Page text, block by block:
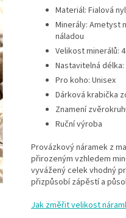
Materiál: Fialová
Minerály: Ametyst
náladou
Velikost minerálů:
Nastavitelná délka:
Pro koho: Unisex
Dárková krabička
Znamení
Ruční výroba
Provázkový náramek z
přirozeným vzhledem
vyvážený celek vhodný
přizpůsobí zápěstí a
Jak změřit velikost